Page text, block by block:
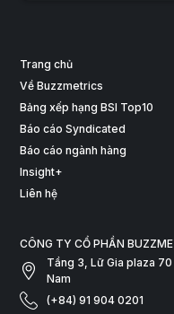
Trang chủ
Về Buzzmetrics
Bảng xếp hạng BSI Top10
Báo cáo Syndicated
Báo cáo ngành hàng
Insight+
Liên hệ
CÔNG TY CỔ PHẦN
Tầng 3, Lữ Gia plaza
Nam
(+84) 91 904 0201